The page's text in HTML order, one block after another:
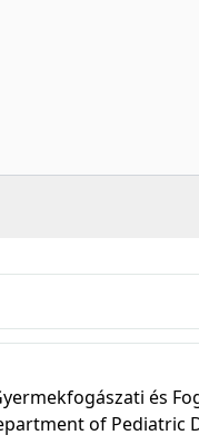
és
of Pediatric